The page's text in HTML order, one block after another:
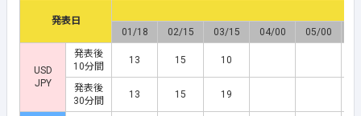
発表日
01/18
02/15 03/15 04/00 05/00
USD
JPY
発表後
10分間
13 15 10
発表後
30分間
13 15 19